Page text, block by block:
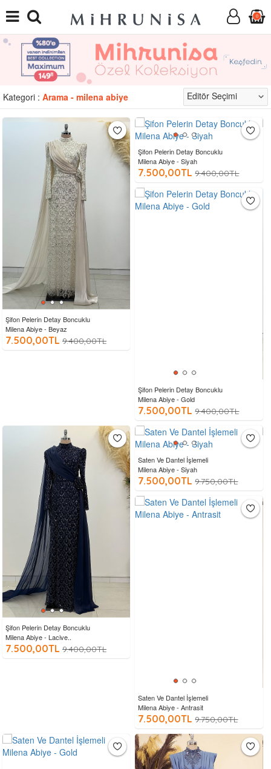
0
Kategori : Arama - milena abiye
Şifon Pelerin Detay Boncuklu
Milena Abiye - Beyaz
7.500,00TL 9.400,00TL
Şifon Pelerin Detay Boncuklu
Milena Abiye - Siyah
7.500,00TL 9.400,00TL
Şifon Pelerin Detay Boncuklu
Milena Abiye - Gold
7.500,00TL 9.400,00TL
Şifon Pelerin Detay Boncuklu
Milena Abiye - Lacive..
7.500,00TL 9.400,00TL
Saten Ve Dantel İşlemeli
Milena Abiye - Siyah
7.500,00TL 9.750,00TL
Saten Ve Dantel İşlemeli
Milena Abiye - Antrasit
7.500,00TL 9.750,00TL